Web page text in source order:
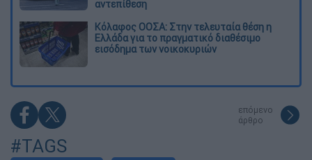
αντεπίθεση
Κόλαφος ΟΟΣΑ: Στην τελευταία θέση η
Ελλάδα για το πραγματικό διαθέσιμο
εισόδημα των νοικοκυριών
επόμενο
άρθρο
#TAGS